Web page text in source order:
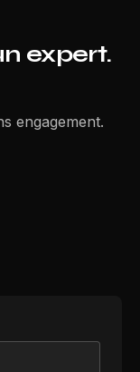
expert.
engagement.